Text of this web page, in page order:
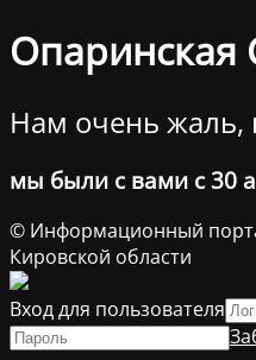
Опаринская
Нам очень жаль,
мы были с вами с 30
© Информационный
Кировской области
Вход для пользователя